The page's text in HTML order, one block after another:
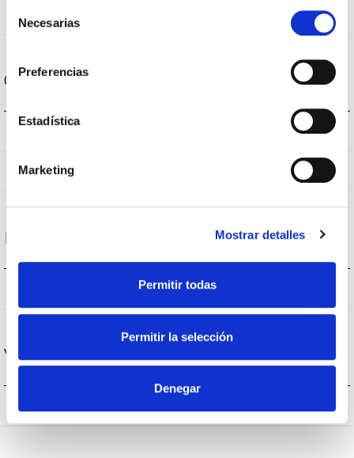
Necesarias
Preferencias
Estadística
Marketing
Mostrar detalles
Permitir todas
Permitir la selección
Denegar
Ángulo de apertura 280
Carcasa y Acabado
E14
IP Índice de estanqueidad IP20
Rendimiento
Flujo luminoso (lm)
Vida